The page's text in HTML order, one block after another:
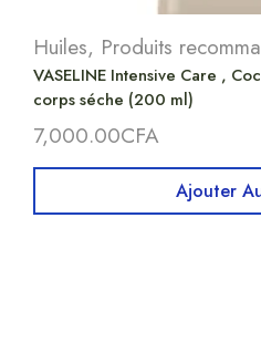
Huiles, Produits
VASELINE Intensive Care ,
corps séche (200 ml)
7,000.00CFA
Ajouter